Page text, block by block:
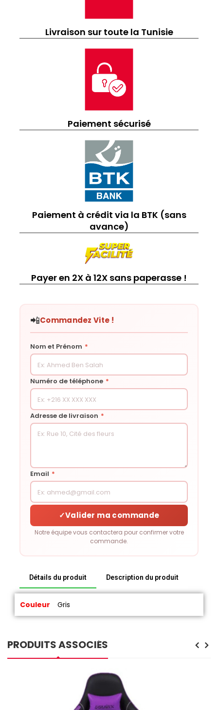
Livraison sur toute la Tunisie
Paiement sécurisé
Paiement à crédit via la BTK (sans
avance)
Payer en 2X à 12X sans paperasse !
📲Commandez Vite !
Nom et Prénom *
Numéro de téléphone *
Adresse de livraison *
Email *
✓Valider ma commande
Notre équipe vous contactera pour confirmer votre
commande.
Détails du produit Description du produit
Couleur Gris
PRODUITS ASSOCIÉS